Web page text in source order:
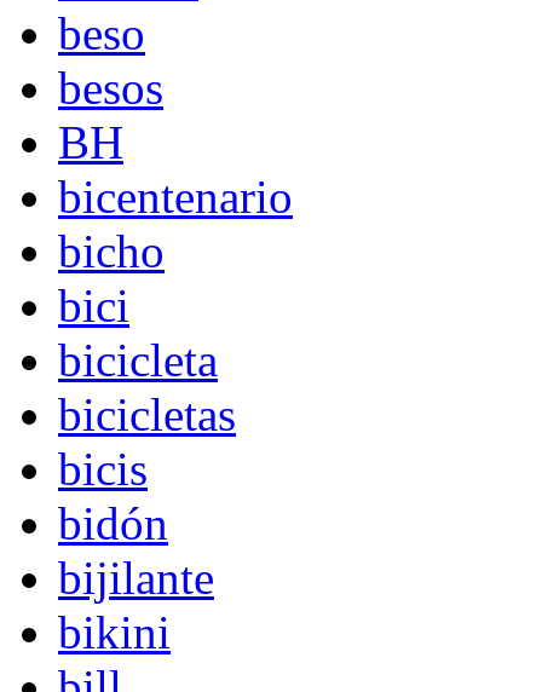
beso
besos
BH
bicentenario
bicho
bici
bicicleta
bicicletas
bicis
bidón
bijilante
bikini